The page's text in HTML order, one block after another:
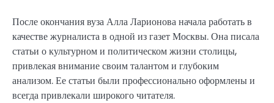
После окончания вуза Алла Ларионова начала работать в
качестве журналиста в одной из газет Москвы. Она писала
статьи о культурном и политическом жизни столицы,
привлекая внимание своим талантом и глубоким
анализом. Ее статьи были профессионально оформлены и
всегда привлекали широкого читателя.